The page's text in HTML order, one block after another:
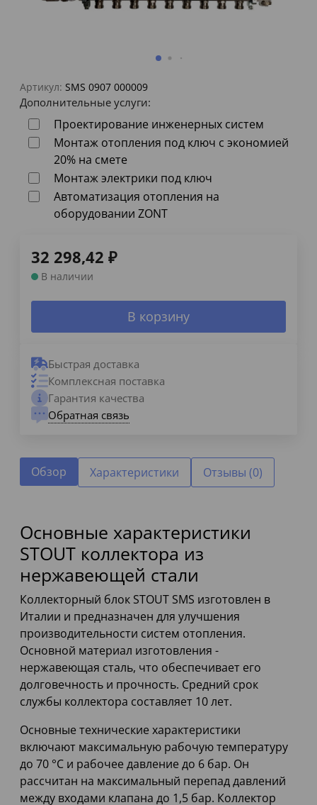
Артикул: SMS 0907 000009
Дополнительные услуги:
Проектирование инженерных систем
Монтаж отопления под ключ с экономией
20% на смете
Монтаж электрики под ключ
Автоматизация отопления на
оборудовании ZONT
32 298,42 ₽
В наличии
В корзину
Быстрая доставка
Комплексная поставка
Гарантия качества
Обратная связь
Обзор Характеристики Отзывы (0)
Основные характеристики
STOUT коллектора из
нержавеющей стали
Коллекторный блок STOUT SMS изготовлен в
Италии и предназначен для улучшения
производительности систем отопления.
Основной материал изготовления -
нержавеющая сталь, что обеспечивает его
долговечность и прочность. Средний срок
службы коллектора составляет 10 лет.
Основные технические характеристики
включают максимальную рабочую температуру
до 70 °C и рабочее давление до 6 бар. Он
рассчитан на максимальный перепад давлений
между входами клапана до 1,5 бар. Коллектор